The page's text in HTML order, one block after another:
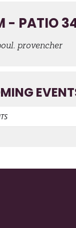
- PATIO
provencher